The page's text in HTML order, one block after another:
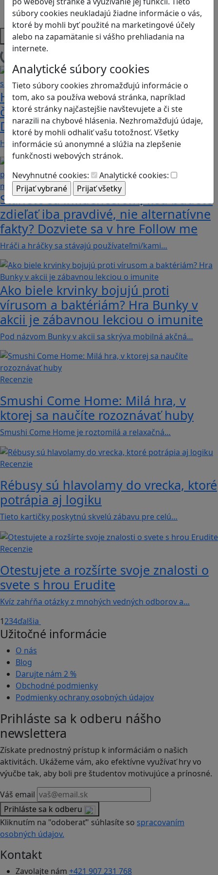
súbory cookies neukladajú žiadne informácie o vás,
ktoré by mohli byť použité na marketingové účely
alebo na zapamätanie si vášho prehliadania na
internete.
Analytické súbory cookies
Tieto súbory cookies zhromažďujú informácie o
tom, ako sa používa webová stránka, napríklad
ktoré stránky najčastejšie navštevujete a či ste
narazili na chybové hlásenia. Nezhromažďujú údaje,
ktoré by mohli odhaliť vašu totožnosť. Všetky
informácie sú anonymné a slúžia na zlepšenie
funkčnosti webových stránok.
Nevyhnutné cookies:
Analytické cookies:
Strategické myslenie
Zdravie a pohyb
Platformy
Heritage Quest AR: Vráťte sa do
časov, keď Rímska ríša siahala až po
Dunaj
Heritage Quest AR je mobilná hra, ktorá ponúka…
Stanete sa influencerom, keď budete
zdieľať iba pravdivé, nie alternatívne
fakty? Dozviete sa v hre Follow me
Hráči a hráčky sa stávajú používateľmi/kami…
Ako biele krvinky bojujú proti
vírusom a baktériám? Hra Bunky v
akcii je zábavnou lekciou o imunite
Pod názvom Bunky v akcii sa skrýva mobilná akčná…
Recenzie
Smushi Come Home: Milá hra, v
ktorej sa naučíte rozoznávať huby
Smushi Come Home je roztomilá a relaxačná…
Recenzie
Rébusy sú hlavolamy do vrecka, ktoré
potrápia aj logiku
Tieto kartičky poskytnú skvelú zábavu pre celú…
Recenzie
Otestujete a rozšírte svoje znalosti o
svete s hrou Erudite
Kvíz zahŕňa otázky z mnohých vedných odborov a…
1234ďalšia
Užitočné informácie
O nás
Blog
Darujte nám 2 %
Obchodné podmienky
Podmienky ochrany osobných údajov
Prihláste sa k odberu nášho
newslettera
Získate prednostný prístup k informáciám o našich
aktivitách. Ukážeme vám, ako efektívne využívať hry vo
výučbe tak, aby boli pre študentov motivujúce a prínosné.
Váš email
Prihláste sa k odberu
Kliknutím na "odoberať" súhlasíte so spracovaním
osobných údajov.
Kontakt
Zavolajte nám +421 907 231 768